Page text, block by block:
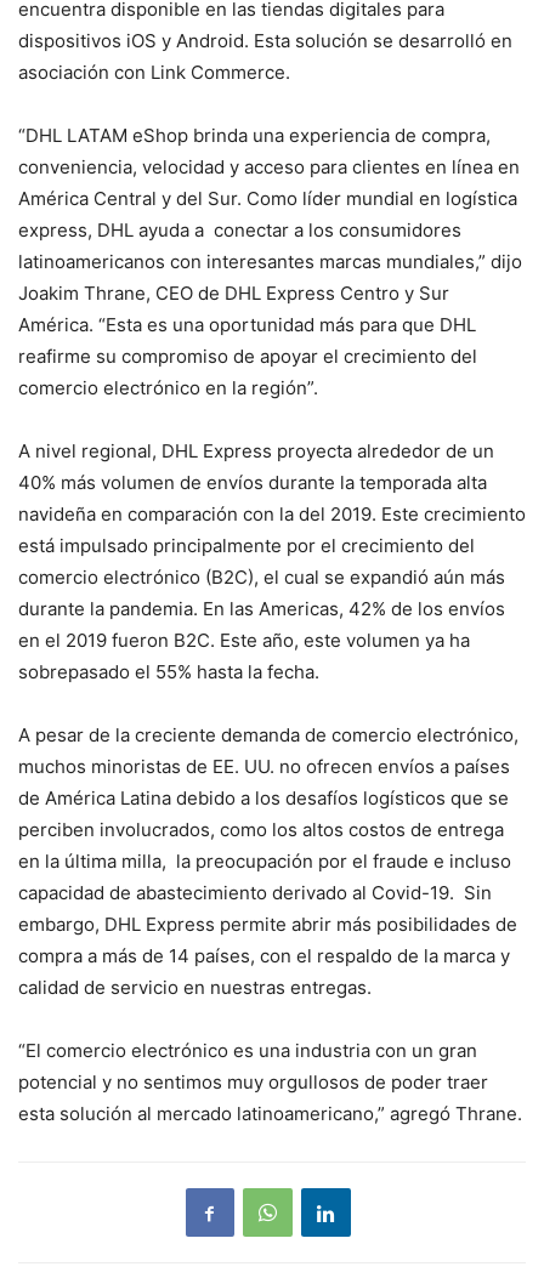
encuentra disponible en las tiendas digitales para
dispositivos iOS y Android. Esta solución se desarrolló en
asociación con Link Commerce.
“DHL LATAM eShop brinda una experiencia de compra,
conveniencia, velocidad y acceso para clientes en línea en
América Central y del Sur. Como líder mundial en logística
express, DHL ayuda a conectar a los consumidores
latinoamericanos con interesantes marcas mundiales,” dijo
Joakim Thrane, CEO de DHL Express Centro y Sur
América. “Esta es una oportunidad más para que DHL
reafirme su compromiso de apoyar el crecimiento del
comercio electrónico en la región”.
A nivel regional, DHL Express proyecta alrededor de un
40% más volumen de envíos durante la temporada alta
navideña en comparación con la del 2019. Este crecimiento
está impulsado principalmente por el crecimiento del
comercio electrónico (B2C), el cual se expandió aún más
durante la pandemia. En las Americas, 42% de los envíos
en el 2019 fueron B2C. Este año, este volumen ya ha
sobrepasado el 55% hasta la fecha.
A pesar de la creciente demanda de comercio electrónico,
muchos minoristas de EE. UU. no ofrecen envíos a países
de América Latina debido a los desafíos logísticos que se
perciben involucrados, como los altos costos de entrega
en la última milla, la preocupación por el fraude e incluso
capacidad de abastecimiento derivado al Covid-19. Sin
embargo, DHL Express permite abrir más posibilidades de
compra a más de 14 países, con el respaldo de la marca y
calidad de servicio en nuestras entregas.
“El comercio electrónico es una industria con un gran
potencial y no sentimos muy orgullosos de poder traer
esta solución al mercado latinoamericano,” agregó Thrane.